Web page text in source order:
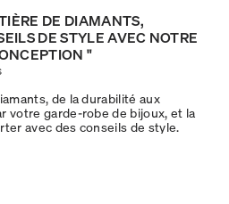
DE DIAMANTS,
DE STYLE AVEC NOTRE
"
de la durabilité aux
votre garde-robe de bijoux, et la
avec des conseils de style.